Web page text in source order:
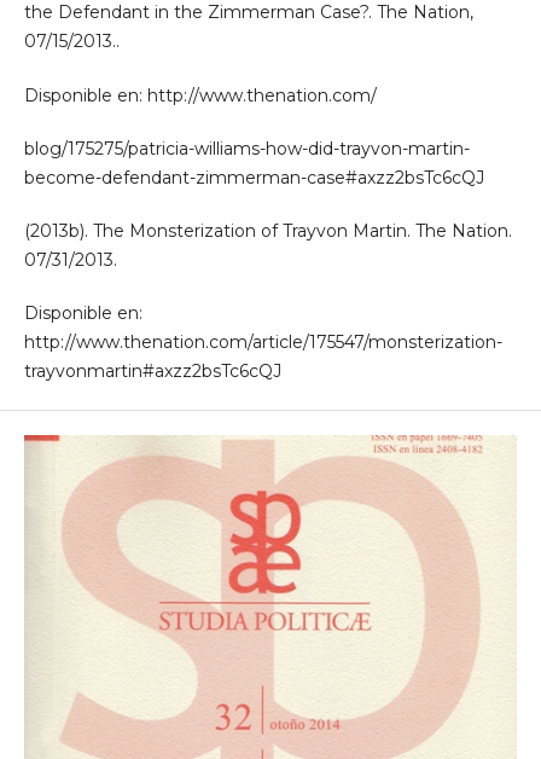
the Defendant in the Zimmerman Case?. The Nation,
07/15/2013..
Disponible en: http://www.thenation.com/
blog/175275/patricia-williams-how-did-trayvon-martin-
become-defendant-zimmerman-case#axzz2bsTc6cQJ
(2013b). The Monsterization of Trayvon Martin. The Nation.
07/31/2013.
Disponible en:
http://www.thenation.com/article/175547/monsterization-
trayvonmartin#axzz2bsTc6cQJ